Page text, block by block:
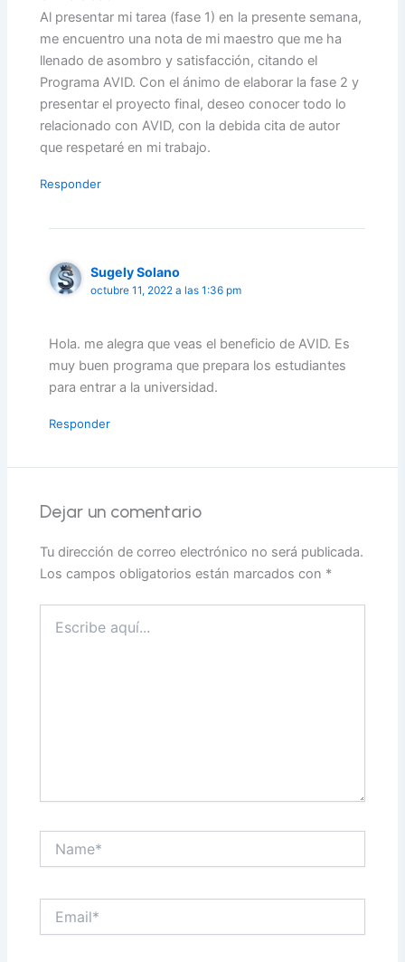
Al presentar mi tarea (fase 1) en la presente semana,
me encuentro una nota de mi maestro que me ha
llenado de asombro y satisfacción, citando el
Programa AVID. Con el ánimo de elaborar la fase 2 y
presentar el proyecto final, deseo conocer todo lo
relacionado con AVID, con la debida cita de autor
que respetaré en mi trabajo.
Responder
Sugely Solano
octubre 11, 2022 a las 1:36 pm
Hola. me alegra que veas el beneficio de AVID. Es
muy buen programa que prepara los estudiantes
para entrar a la universidad.
Responder
Dejar un comentario
Tu dirección de correo electrónico no será publicada.
Los campos obligatorios están marcados con *
aquí...